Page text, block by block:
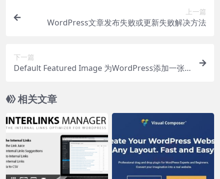
上一篇
WordPress文章发布失败或更新失败解决方法
下一篇
Default Featured Image 为WordPress添加一张
相关文章